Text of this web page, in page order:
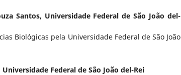
Santos, Universidade Federal de São João del-
Biológicas pela Universidade Federal de São João
Universidade Federal de São João del-Rei